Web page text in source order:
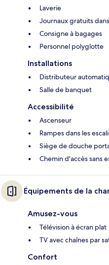
Laverie
Journaux gratuits
Consigne à bagages
Personnel polyglotte
Installations
Distributeur
Salle de banquet
Accessibilité
Ascenseur
Rampes dans les
Siège de douche
Chemin d'accès sans
Équipements de la
Amusez-vous
Télévision à écran plat
TV avec chaînes par
Confort